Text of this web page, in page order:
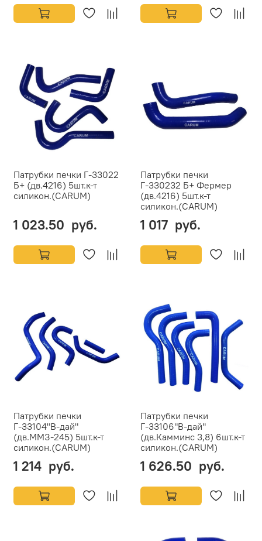
Патрубки печки Г-33022
Б+ (дв.4216) 5шт.к-т
силикон.(CARUM)
1 023.50 руб.
Патрубки печки
Г-330232 Б+ Фермер
(дв.4216) 5шт.к-т
силикон.(CARUM)
1 017 руб.
Патрубки печки
Г-33104"В-дай"
(дв.ММЗ-245) 5шт.к-т
силикон.(CARUM)
1 214 руб.
Патрубки печки
Г-33106"В-дай"
(дв.Камминс 3,8) 6шт.к-т
силикон.(CARUM)
1 626.50 руб.